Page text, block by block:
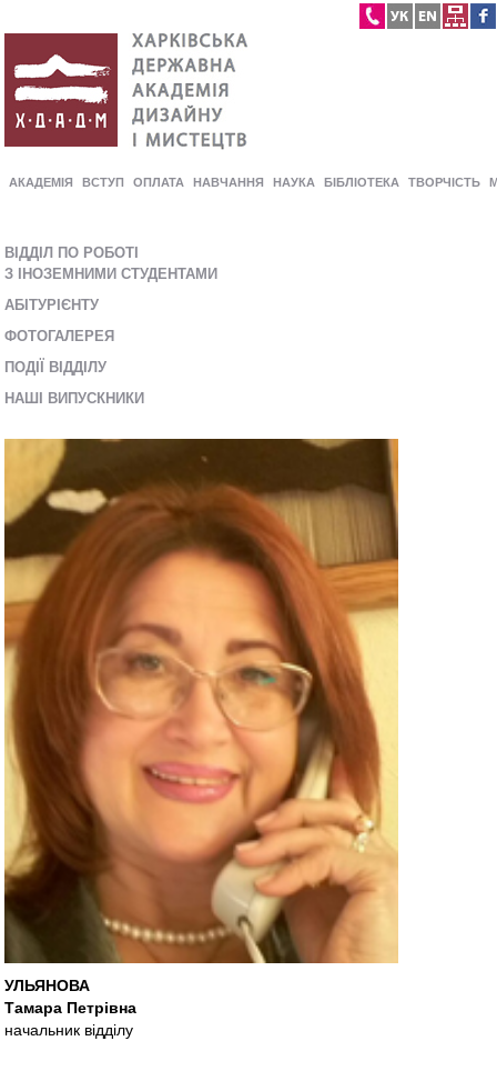
АКАДЕМІЯ ВСТУП ОПЛАТА НАВЧАННЯ НАУКА БІБЛІОТЕКА ТВОРЧІСТЬ
ВІДДІЛ ПО РОБОТІ
З ІНОЗЕМНИМИ СТУДЕНТАМИ
АБІТУРІЄНТУ
ФОТОГАЛЕРЕЯ
ПОДІЇ ВІДДІЛУ
НАШІ ВИПУСКНИКИ
УЛЬЯНОВА
Тамара Петрівна
начальник відділу